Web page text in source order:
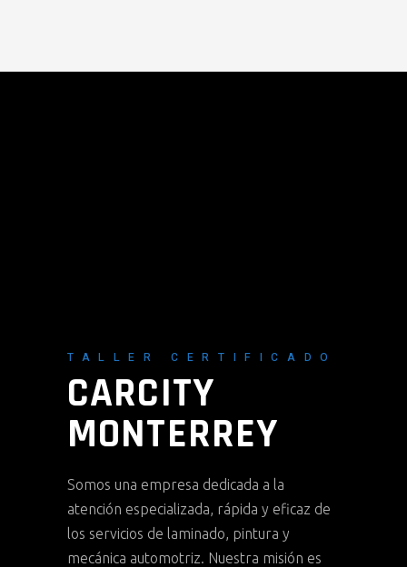
TALLER CERTIFICADO
CARCITY
MONTERREY
Somos una empresa dedicada a la
atención especializada, rápida y eficaz de
los servicios de laminado, pintura y
mecánica automotriz. Nuestra misión es